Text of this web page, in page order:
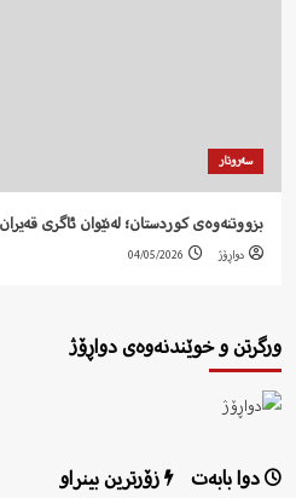
سەروتار
بزووتنەوەی کوردستان؛ لەنێوان ئاگری
دواڕۆژ 04/05/2026
ورگرتن و خوێندنەوەی دواڕۆژ
دوا بابەت زۆرترین بینراو